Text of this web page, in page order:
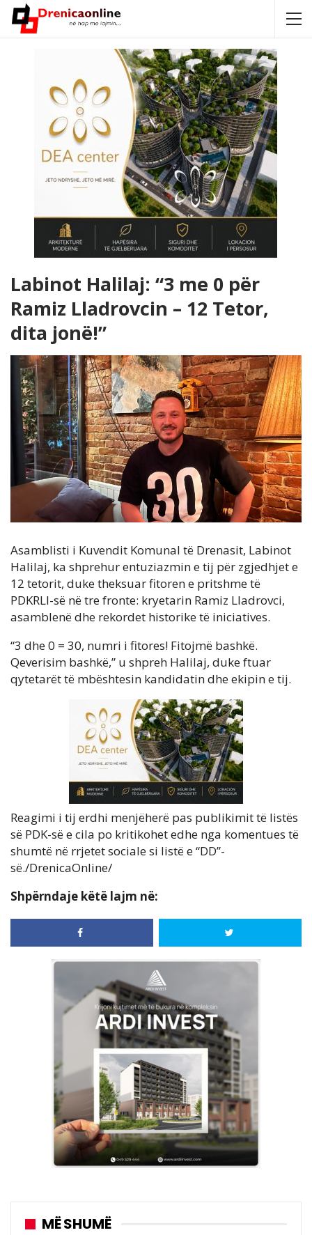
Labinot Halilaj: “3 me 0 për
Ramiz Lladrovcin – 12 Tetor,
dita jonë!”
Asamblisti i Kuvendit Komunal të Drenasit, Labinot
Halilaj, ka shprehur entuziazmin e tij për zgjedhjet e
12 tetorit, duke theksuar fitoren e pritshme të
PDKRLl-së në tre fronte: kryetarin Ramiz Lladrovci,
asamblenë dhe rekordet historike të iniciatives.
“3 dhe 0 = 30, numri i fitores! Fitojmë bashkë.
Qeverisim bashkë,” u shpreh Halilaj, duke ftuar
qytetarët të mbështesin kandidatin dhe ekipin e tij.
Reagimi i tij erdhi menjëherë pas publikimit të listës
së PDK-së e cila po kritikohet edhe nga komentues të
shumtë në rrjetet sociale si listë e “DD”-
së./DrenicaOnline/
Shpërndaje këtë lajm në:
MË SHUMË